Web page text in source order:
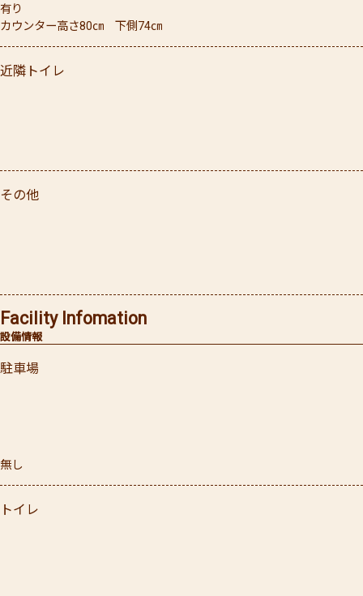
有り
カウンター高さ80㎝ 下側74㎝
近隣トイレ
その他
設備情報
Facility Infomation
駐車場
無し
トイレ